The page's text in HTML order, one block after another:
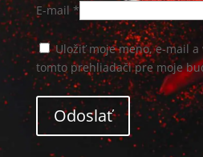
E-mail*
Uložiť moje meno, e-mail
tomto prehliadači pre moje